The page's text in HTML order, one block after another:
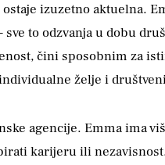
ostaje izuzetno aktuelna.
to odzvanja u dobu
čini sposobnim za
želje i
agencije. Emma ima
karijeru ili